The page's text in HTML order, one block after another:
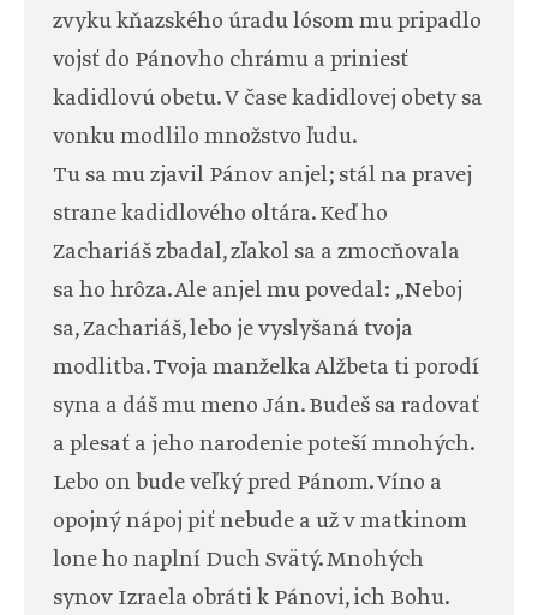
zvyku kňazského úradu lósom mu pripadlo
vojsť do Pánovho chrámu a priniesť
kadidlovú obetu. V čase kadidlovej obety sa
vonku modlilo množstvo ľudu.
Tu sa mu zjavil Pánov anjel; stál na pravej
strane kadidlového oltára. Keď ho
Zachariáš zbadal, zľakol sa a zmocňovala
sa ho hrôza. Ale anjel mu povedal: „Neboj
sa, Zachariáš, lebo je vyslyšaná tvoja
modlitba. Tvoja manželka Alžbeta ti porodí
syna a dáš mu meno Ján. Budeš sa radovať
a plesať a jeho narodenie poteší mnohých.
Lebo on bude veľký pred Pánom. Víno a
opojný nápoj piť nebude a už v matkinom
lone ho naplní Duch Svätý. Mnohých
synov Izraela obráti k Pánovi, ich Bohu.